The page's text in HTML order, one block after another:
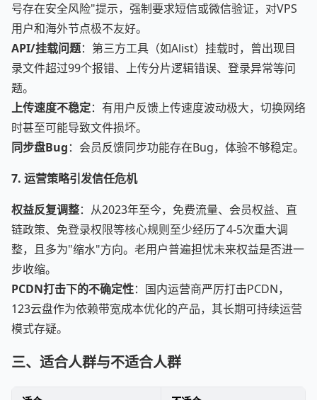
号存在安全风险"提示，强制要求短信或微信验证，对VPS
用户和海外节点极不友好。
API/挂载问题：第三方工具（如Alist）挂载时，曾出现目
录文件超过99个报错、上传分片逻辑错误、登录异常等问
题。
上传速度不稳定：有用户反馈上传速度波动极大，切换网络
时甚至可能导致文件损坏。
同步盘Bug：会员反馈同步功能存在Bug，体验不够稳定。
7. 运营策略引发信任危机
权益反复调整：从2023年至今，免费流量、会员权益、直
链政策、免登录权限等核心规则至少经历了4-5次重大调
整，且多为"缩水"方向。老用户普遍担忧未来权益是否进一
步收缩。
PCDN打击下的不确定性：国内运营商严厉打击PCDN，
123云盘作为依赖带宽成本优化的产品，其长期可持续运营
模式存疑。
三、适合人群与不适合人群